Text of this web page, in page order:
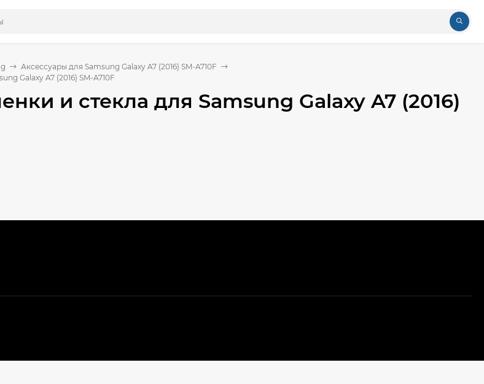
Аксессуары для Samsung Galaxy A7 (2016) SM-A710F
Galaxy A7 (2016) SM-A710F
и стекла для Samsung Galaxy A7 (2016)